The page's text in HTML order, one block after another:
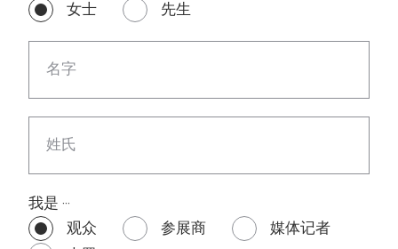
女士
先生
名字
姓氏
我是 ‧‧‧
观众
参展商
媒体记者